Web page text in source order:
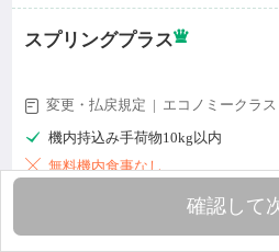
スプリングプラス
 変更・払戻規定 | エコノミークラス
 機内持込み手荷物10kg以内
 無料機内食事なし
無料お預け手荷物20kg確認して